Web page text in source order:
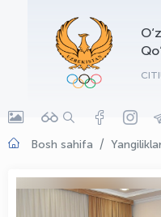
Bosh sahifa
OLYMPCHIK AI -
Onlayn · olympic.uz